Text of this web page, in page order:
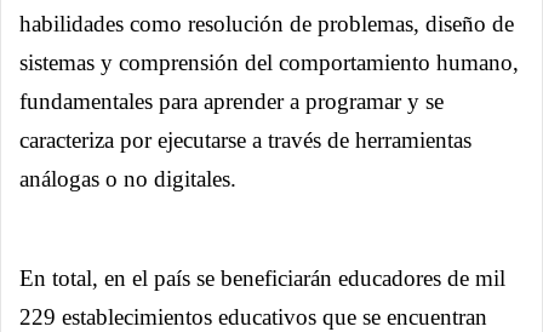
habilidades como resolución de problemas, diseño de
sistemas y comprensión del comportamiento humano,
fundamentales para aprender a programar y se
caracteriza por ejecutarse a través de herramientas
análogas o no digitales.
En total, en el país se beneficiarán educadores de mil
229 establecimientos educativos que se encuentran